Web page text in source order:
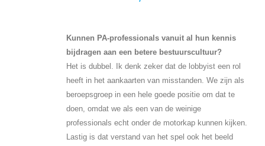
Kunnen PA-professionals vanuit al hun kennis
bijdragen aan een betere bestuurscultuur?
Het is dubbel. Ik denk zeker dat de lobbyist een rol
heeft in het aankaarten van misstanden. We zijn als
beroepsgroep in een hele goede positie om dat te
doen, omdat we als een van de weinige
professionals echt onder de motorkap kunnen kijken.
Lastig is dat verstand van het spel ook het beeld